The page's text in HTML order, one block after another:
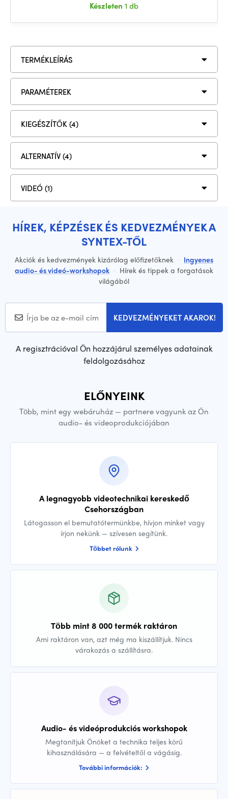
Készleten 1 db
TERMÉKLEÍRÁS
PARAMÉTEREK
KIEGÉSZÍTŐK (4)
ALTERNATÍV (4)
VIDEÓ (1)
HÍREK, KÉPZÉSEK ÉS KEDVEZMÉNYEK A
SYNTEX-TŐL
Akciók és kedvezmények kizárólag előfizetőknek · Ingyenes
audio- és videó-workshopok · Hírek és tippek a forgatások
világából
KEDVEZMÉNYEKET AKAROK!
A regisztrációval Ön hozzájárul személyes adatainak
feldolgozásához
ELŐNYEINK
Több, mint egy webáruház — partnere vagyunk az Ön
audio- és videoprodukciójában
A legnagyobb videotechnikai kereskedő
Csehországban
Látogasson el bemutatótermünkbe, hívjon minket vagy
írjon nekünk — szívesen segítünk.
Többet rólunk
Több mint 8 000 termék raktáron
Ami raktáron van, azt még ma kiszállítjuk. Nincs
várakozás a szállításra.
Audio- és videóprodukciós workshopok
Megtanítjuk Önöket a technika teljes körű
kihasználására — a felvételtől a vágásig.
További információk: